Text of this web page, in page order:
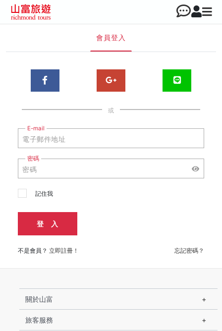
會員登入
或
E-mail
密碼
記住我
登 入
不是會員？ 立即註冊！ 忘記密碼？
關於山富
旅客服務